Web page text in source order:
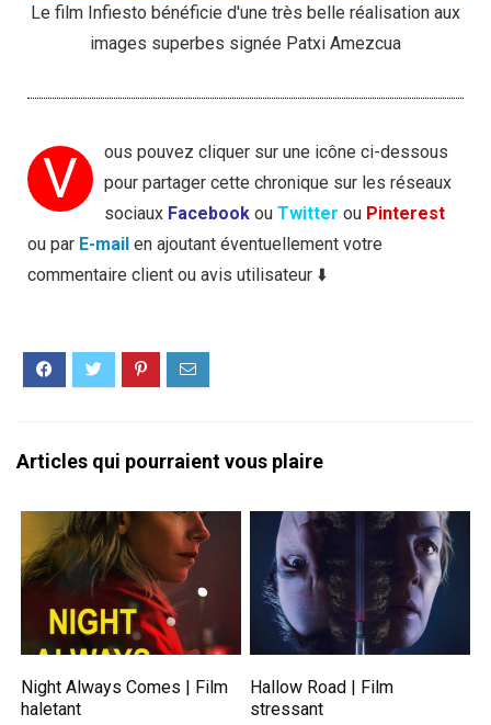
Le film Infiesto bénéficie d'une très belle réalisation aux
images superbes signée Patxi Amezcua
V
ous pouvez cliquer sur une icône ci-dessous
pour partager cette chronique sur les réseaux
sociaux Facebook ou Twitter ou Pinterest
ou par E-mail en ajoutant éventuellement votre
commentaire client ou avis utilisateur ⬇️
Articles qui pourraient vous plaire
Night Always Comes | Film
haletant
Hallow Road | Film
stressant